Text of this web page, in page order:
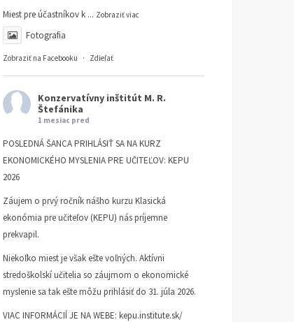
TA3: Konečne prišiel deň,
KI KOMENTUJE
25. AUGUSTA
2025
Miest pre účastníkov k ... Zobraziť viac
Fotografia
Zobraziť na Facebooku · Zdieľať
Konzervatívny inštitút M. R.
Štefánika
1 mesiac pred
POSLEDNÁ ŠANCA PRIHLÁSIŤ SA NA KURZ
EKONOMICKÉHO MYSLENIA PRE UČITEĽOV: KEPU
2026
Záujem o prvý ročník nášho kurzu Klasická
ekonómia pre učiteľov (KEPU) nás príjemne
prekvapil.
Niekoľko miest je však ešte voľných. Aktívni
stredoškolskí učitelia so záujmom o ekonomické
myslenie sa tak ešte môžu prihlásiť do 31. júla 2026.
VIAC INFORMÁCIÍ JE NA WEBE: kepu.institute.sk/